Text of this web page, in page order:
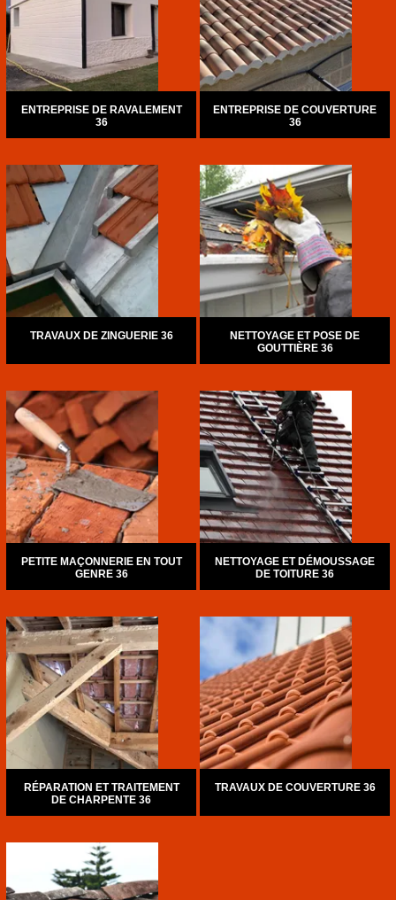
ENTREPRISE DE RAVALEMENT
36
ENTREPRISE DE COUVERTURE
36
TRAVAUX DE ZINGUERIE 36
NETTOYAGE ET POSE DE
GOUTTIÈRE 36
PETITE MAÇONNERIE EN TOUT
GENRE 36
NETTOYAGE ET DÉMOUSSAGE
DE TOITURE 36
RÉPARATION ET TRAITEMENT
DE CHARPENTE 36
TRAVAUX DE COUVERTURE 36